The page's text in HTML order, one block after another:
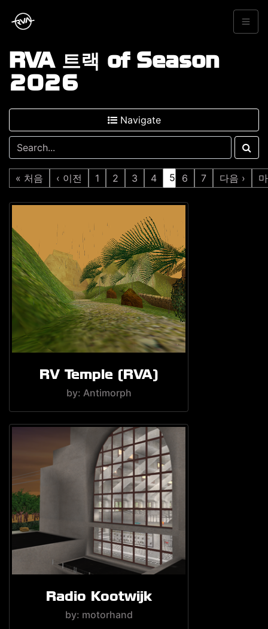
RVA 트랙 of Season
2026
Navigate
« 처음 ‹ 이전 1 2 3 4 5 6 7 다음 ›
RV Temple (RVA)
by: Antimorph
Radio Kootwijk
by: motorhand